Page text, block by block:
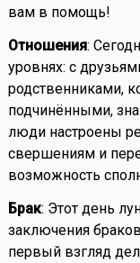
вам в помощь!
Отношения:
уровнях: с
родственниками,
подчинёнными,
люди настроены
свершениям и
возможность
Брак: Этот день
заключения
первый взгляд